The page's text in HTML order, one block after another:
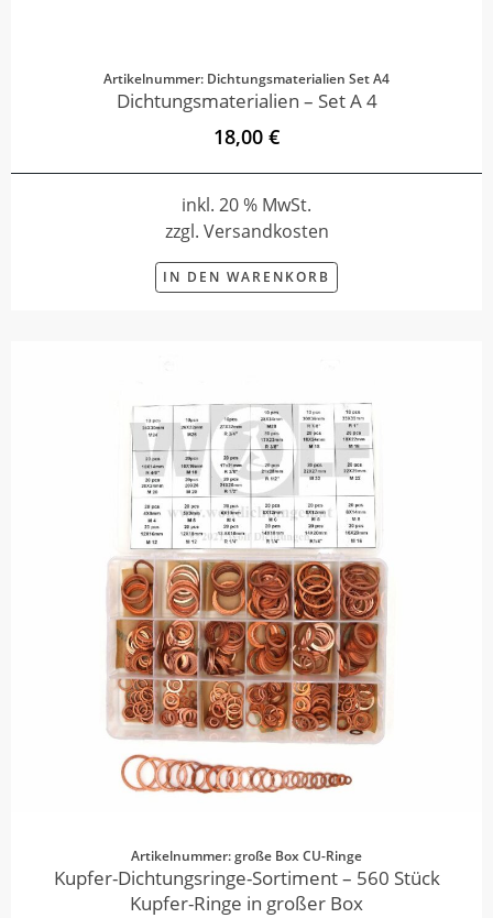
Artikelnummer: Dichtungsmaterialien Set A4
Dichtungsmaterialien – Set A 4
18,00 €
inkl. 20 % MwSt.
zzgl. Versandkosten
IN DEN WARENKORB
Artikelnummer: große Box CU-Ringe
Kupfer-Dichtungsringe-Sortiment – 560 Stück
Kupfer-Ringe in großer Box